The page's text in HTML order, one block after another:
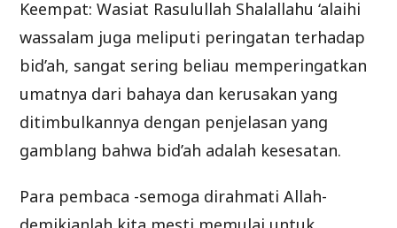
Keempat: Wasiat Rasulullah Shalallahu ‘alaihi
wassalam juga meliputi peringatan terhadap
bid’ah, sangat sering beliau memperingatkan
umatnya dari bahaya dan kerusakan yang
ditimbulkannya dengan penjelasan yang
gamblang bahwa bid’ah adalah kesesatan.
Para pembaca -semoga dirahmati Allah-